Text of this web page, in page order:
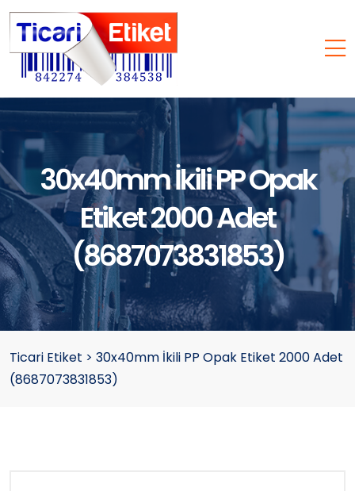
30x40mm İkili PP Opak
Etiket 2000 Adet
(8687073831853)
Ticari Etiket > 30x40mm İkili PP Opak Etiket 2000 Adet
(8687073831853)